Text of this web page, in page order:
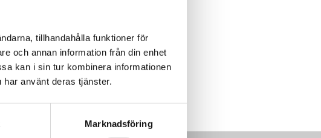
tillhandahålla funktioner för
och annan information från din enhet
kan i sin tur kombinera informationen
använt deras tjänster.
Marknadsföring